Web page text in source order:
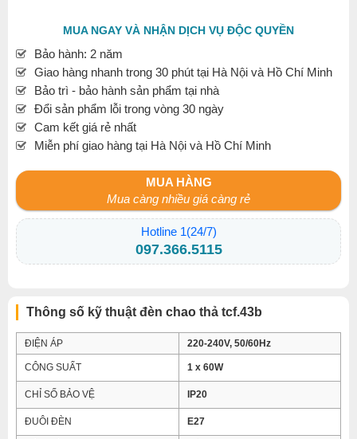
MUA NGAY VÀ NHẬN DỊCH VỤ ĐỘC QUYỀN
Bảo hành: 2 năm
Giao hàng nhanh trong 30 phút tại Hà Nội và Hồ Chí Minh
Bảo trì - bảo hành sản phẩm tại nhà
Đổi sản phẩm lỗi trong vòng 30 ngày
Cam kết giá rẻ nhất
Miễn phí giao hàng tại Hà Nội và Hồ Chí Minh
MUA HÀNG
Mua càng nhiều giá càng rẻ
Hotline 1(24/7)
097.366.5115
Thông số kỹ thuật đèn chao thả tcf.43b
ĐIỆN ÁP 220-240V, 50/60Hz
CÔNG SUẤT 1 x 60W
CHỈ SỐ BẢO VỆ IP20
ĐUÔI ĐÈN E27